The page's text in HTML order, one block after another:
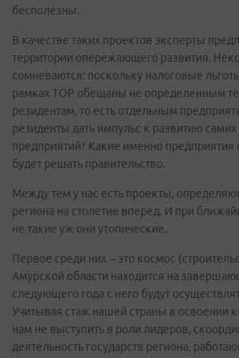
бесполезны.
В качестве таких проектов эксперты
территории опережающего развития.
сомневаются: поскольку налоговые
рамках ТОР обещаны не определенным
резидентам, то есть отдельным
резиденты дать импульс к развитию самих
предприятий? Какие именно предприятия
будет решать правительство.
Между тем у нас есть проекты,
региона на столетие вперед. И при
не такие уж они утопические.
Первое среди них – это космос
Амурской области находится на
следующего года с него будут
Учитывая стаж нашей страны в освоении
нам не выступить в роли лидеров,
деятельность государств региона,